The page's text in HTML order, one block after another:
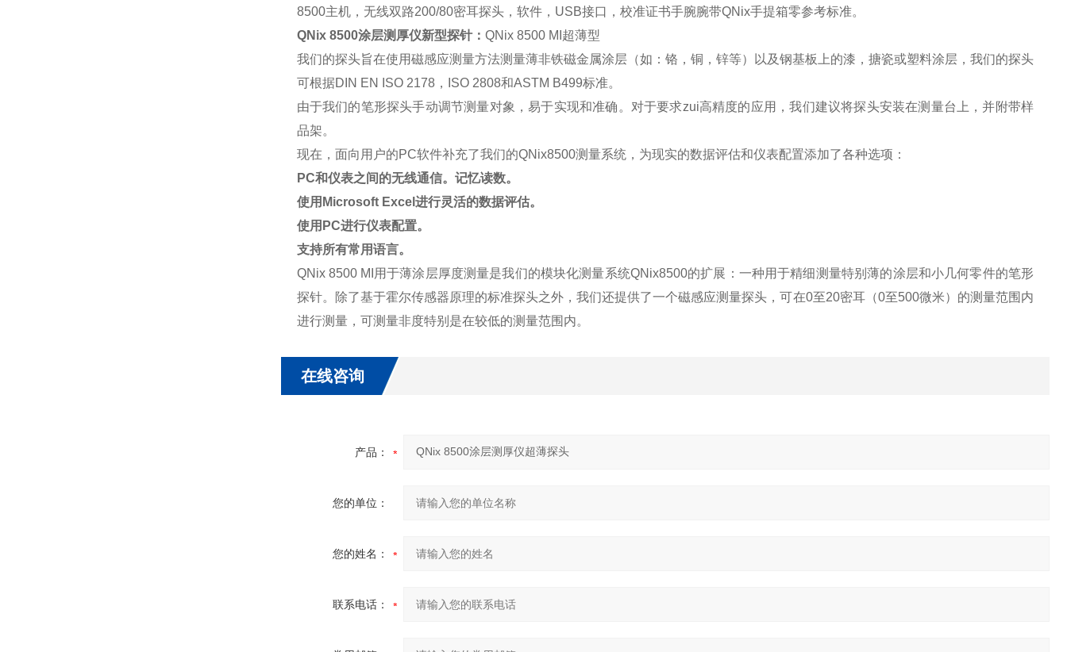
8500主机，无线双路200/80密耳探头，软件，USB接口，校准证书手腕腕带QNix手提箱零参考标准。
QNix 8500涂层测厚仪新型探针： QNix 8500 MI超薄型
我们的探头旨在使用磁感应测量方法测量薄非铁磁金属涂层（如：铬，铜，锌等）以及钢基板上的漆，搪瓷或塑料涂层，我们的探头
可根据DIN EN ISO 2178，ISO 2808和ASTM B499标准。
由于我们的笔形探头手动调节测量对象，易于实现和准确。对于要求zui高精度的应用，我们建议将探头安装在测量台上，并附带样
品架。
现在，面向用户的PC软件补充了我们的QNix8500测量系统，为现实的数据评估和仪表配置添加了各种选项：
PC和仪表之间的无线通信。记忆读数。
使用Microsoft Excel进行灵活的数据评估。
使用PC进行仪表配置。
支持所有常用语言。
QNix 8500 MI用于薄涂层厚度测量是我们的模块化测量系统QNix8500的扩展：一种用于精细测量特别薄的涂层和小几何零件的笔形
探针。除了基于霍尔传感器原理的标准探头之外，我们还提供了一个磁感应测量探头，可在0至20密耳（0至500微米）的测量范围内
进行测量，可测量非度特别是在较低的测量范围内。
在线咨询
产品：
您的单位：
您的姓名：
联系电话：